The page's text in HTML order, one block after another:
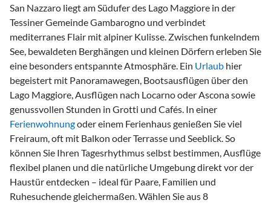
San Nazzaro liegt am Südufer des Lago Maggiore in der
Tessiner Gemeinde Gambarogno und verbindet
mediterranes Flair mit alpiner Kulisse. Zwischen funkelndem
See, bewaldeten Berghängen und kleinen Dörfern erleben Sie
eine besonders entspannte Atmosphäre. Ein Urlaub hier
begeistert mit Panoramawegen, Bootsausflügen über den
Lago Maggiore, Ausflügen nach Locarno oder Ascona sowie
genussvollen Stunden in Grotti und Cafés. In einer
Ferienwohnungoder einem Ferienhaus genießen Sie viel
Freiraum, oft mit Balkon oder Terrasse und Seeblick. So
können Sie Ihren Tagesrhythmus selbst bestimmen, Ausflüge
flexibel planen und die natürliche Umgebung direkt vor der
Haustür entdecken – ideal für Paare, Familien und
Ruhesuchende gleichermaßen. Wählen Sie aus 8